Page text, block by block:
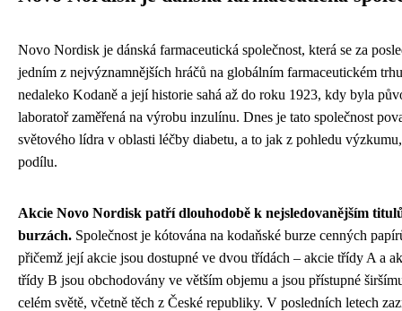
Novo Nordisk je dánská farmaceutická společnost, která se za
jedním z nejvýznamnějších hráčů na globálním farmaceutickém
nedaleko Kodaně a její historie sahá až do roku 1923, kdy byla
laboratoř zaměřená na výrobu inzulínu. Dnes je tato společnost
světového lídra v oblasti léčby diabetu, a to jak z pohledu
podílu.
Akcie Novo Nordisk patří dlouhodobě k nejsledovanějším
burzách. Společnost je kótována na kodaňské burze cenných
přičemž její akcie jsou dostupné ve dvou třídách – akcie třídy A a
třídy B jsou obchodovány ve větším objemu a jsou přístupné
celém světě, včetně těch z České republiky. V posledních letech